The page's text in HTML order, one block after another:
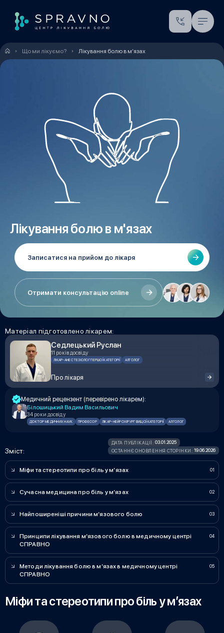
Що ми лікуємо? Лікування болю в м’язах
Лікування болю в м'язах
Записатися на прийом до лікаря
Отримати консультацію online
Матеріал підготовлено лікарем:
Седлецький Руслан
11 років досвіду
ЛІКАР-АНЕСТЕЗІОЛОГ ПЕРШОЇ КАТЕГОРІЇ АЛГОЛОГ
Про лікаря
Медичний рецензент (перевірено лікарем):
Білошицький Вадим Васильович
34 роки досвіду
ДОКТОР МЕДИЧНИХ НАУК ПРОФЕСОР ЛІКАР-НЕЙРОХІРУРГ ВИЩОЇ КАТЕГОРІЇ АЛГОЛОГ
Зміст:
ДАТА ПУБЛІКАЦІЇ: 03.01.2025
ОСТАННЄ ОНОВЛЕННЯ СТОРІНКИ: 19.06.2026
Міфи та стереотипи про біль у м’язах
Сучасна медицина про біль у м’язах
Найпоширеніші причини м’язового болю
Принципи лікування м’язового болю в медичному центрі
СПРАВНО
Методи лікування болю в м’язах в медичному центрі
СПРАВНО
Міфи та стереотипи про біль у м’язах